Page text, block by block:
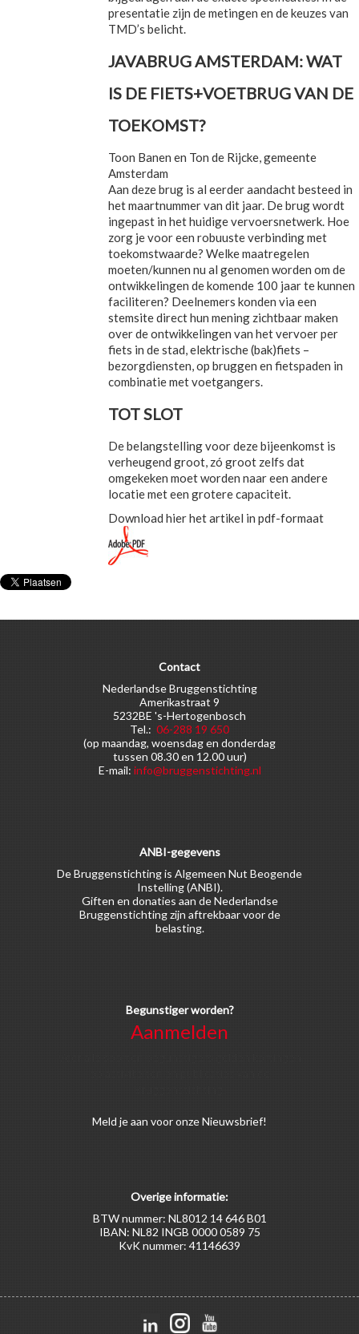
presentatie zijn de metingen en de keuzes van
TMD’s belicht.
JAVABRUG AMSTERDAM: WAT
IS DE FIETS+VOETBRUG VAN DE
TOEKOMST?
Toon Banen en Ton de Rijcke, gemeente
Amsterdam
Aan deze brug is al eerder aandacht besteed in
het maartnummer van dit jaar. De brug wordt
ingepast in het huidige vervoersnetwerk. Hoe
zorg je voor een robuuste verbinding met
toekomstwaarde? Welke maatregelen
moeten/kunnen nu al genomen worden om de
ontwikkelingen de komende 100 jaar te kunnen
faciliteren? Deelnemers konden via een
stemsite direct hun mening zichtbaar maken
over de ontwikkelingen van het vervoer per
fiets in de stad, elektrische (bak)fiets –
bezorgdiensten, op bruggen en fietspaden in
combinatie met voetgangers.
TOT SLOT
De belangstelling voor deze bijeenkomst is
verheugend groot, zó groot zelfs dat
omgekeken moet worden naar een andere
locatie met een grotere capaciteit.
Download hier het artikel in pdf-formaat
Contact
Nederlandse Bruggenstichting
Amerikastraat 9
5232BE 's-Hertogenbosch
Tel.: 06-288 19 650
(op maandag, woensdag en donderdag
tussen 08.30 en 12.00 uur)
E-mail: info@bruggenstichting.nl
ANBI-gegevens
De Bruggenstichting is Algemeen Nut Beogende
Instelling (ANBI).
Giften en donaties aan de Nederlandse
Bruggenstichting zijn aftrekbaar voor de
belasting.
Begunstiger worden?
Aanmelden
Meld je aan voor onze Nieuwsbrief!
Overige informatie:
BTW nummer: NL8012 14 646 B01
IBAN: NL82 INGB 0000 0589 75
KvK nummer: 41146639